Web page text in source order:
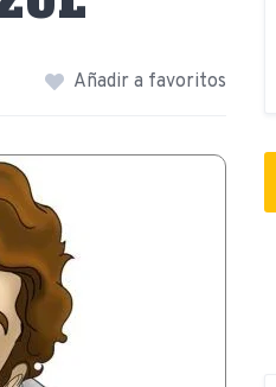
Añadir a favoritos